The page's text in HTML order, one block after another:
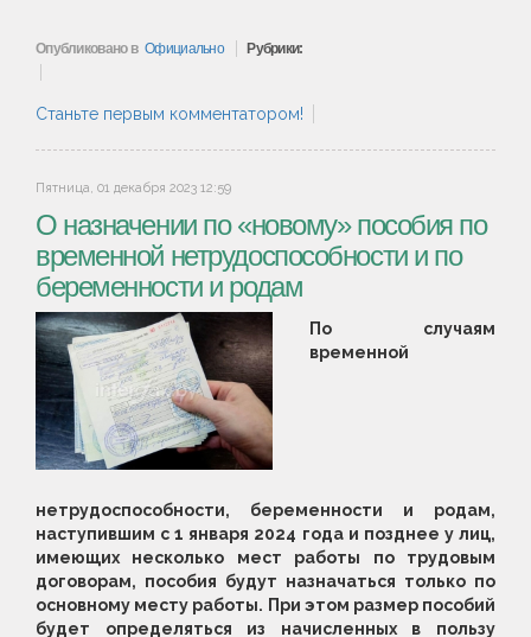
Опубликовано в Официально Рубрики:
Станьте первым комментатором!
Пятница, 01 декабря 2023 12:59
О назначении по «новому» пособия по
временной нетрудоспособности и по
беременности и родам
По случаям
временной
нетрудоспособности, беременности и родам,
наступившим с 1 января 2024 года и позднее у лиц,
имеющих несколько мест работы по трудовым
договорам, пособия будут назначаться только по
основному месту работы. При этом размер пособий
будет определяться из начисленных в пользу